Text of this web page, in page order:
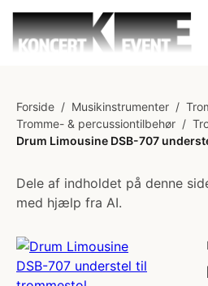
Forside / Musikinstrumenter /
Tromme- & percussiontilbehør /
Drum Limousine DSB-707
Dele af indholdet på denne
med hjælp fra AI.